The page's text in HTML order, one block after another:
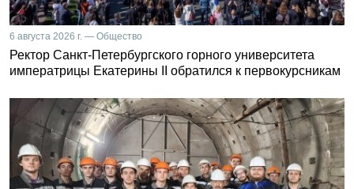
6 августа 2026 г. — Общество
Ректор Санкт-Петербургского горного университета
императрицы Екатерины II обратился к первокурсникам